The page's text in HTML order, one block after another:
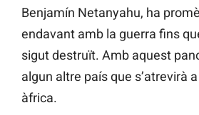
Benjamín Netanyahu, ha
endavant amb la guerra fins
sigut destruït. Amb aquest
algun altre país que s’atrevirà
àfrica.